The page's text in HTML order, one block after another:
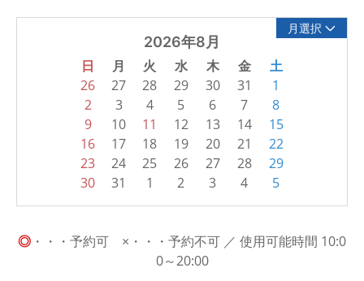
月選択
2026年8月
日 月 火 水 木 金 土
26 27 28 29 30 31
1
2
3 4 5 6 7
8
9
10 11 12 13 14
15
16
17 18 19 20 21
22
23
24 25 26 27 28
29
30
31 1 2 3 4 5
◎ ・・・予約可 ×・・・予約不可 ／ 使用可能時間 10:0
0～20:00